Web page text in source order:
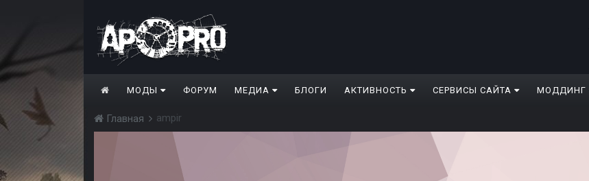
МОДЫ ФОРУМ МЕДИА БЛОГИ АКТИВНОСТЬ СЕРВИСЫ САЙТА МОДДИНГ
Главная ampir